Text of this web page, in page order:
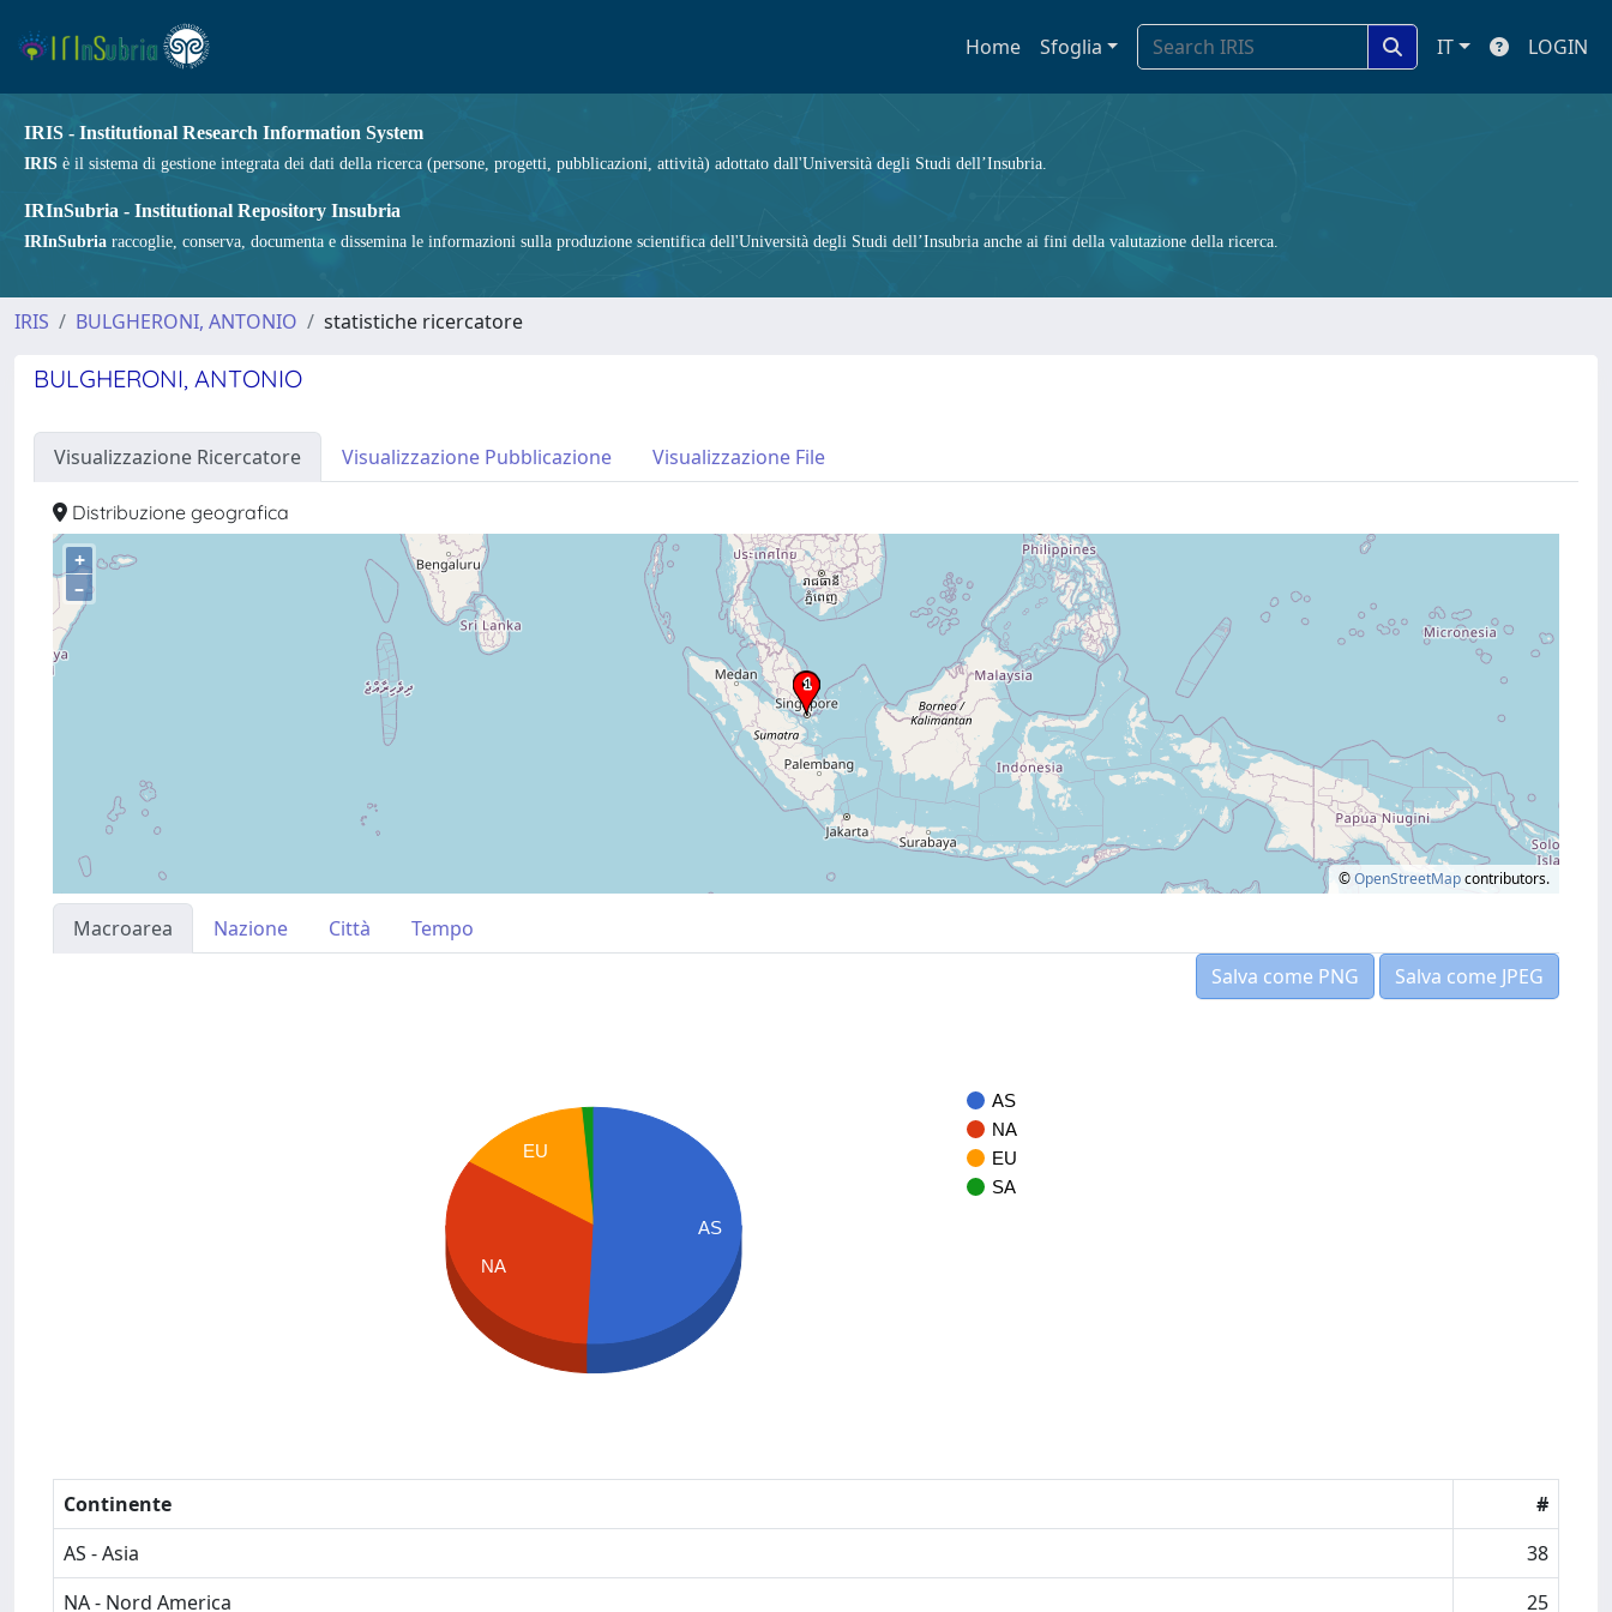
Home Sfoglia IT LOGIN
IRIS - Institutional Research Information System
IRIS è il sistema di gestione integrata dei dati della ricerca (persone, progetti, pubblicazioni, attività) adottato dall'Università degli Studi dell’Insubria.
IRInSubria - Institutional Repository Insubria
IRInSubria raccoglie, conserva, documenta e dissemina le informazioni sulla produzione scientifica dell'Università degli Studi dell’Insubria anche ai fini della valutazione della ricerca.
IRIS BULGHERONI, ANTONIO statistiche ricercatore
BULGHERONI, ANTONIO
Visualizzazione Ricercatore Visualizzazione Pubblicazione Visualizzazione File
Distribuzione geografica
+
–
©OpenStreetMapcontributors.
Macroarea Nazione Città
Tempo
Salva come PNG
Salva come JPEG
AS
NA
EU
SA
EU
NA
AS
Continente
#
AS - Asia
38
NA - Nord America
25